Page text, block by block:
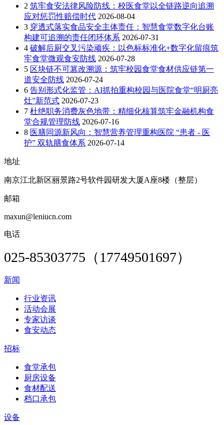
2 筑牢食安法律风险防线：校医食堂以全链路逆向追溯
应对惩罚性赔偿时代 2026-08-04
3 穿透式落实食品安全主体责任：智慧食堂数字化台账
构建可追溯的责任闭环体系 2026-07-31
4 破解后厨交叉污染顽疾：以色标标准化+数字化留痕筑
牢食堂微观食安防线 2026-07-28
5 区块链不可篡改溯源：筑牢校园食堂食材供应链第一
道安全防线 2026-07-24
6 告别形式化监管：AI抓拍重构校园与医院食堂“明厨亮
灶”新范式 2026-07-23
7 杜绝职务消费灰色地带：精细化核算筑牢金融机构食
堂合规管理防线 2026-07-16
8 医膳同源新风向：智慧营养管理重构医院 “患者 - 医
护” 双轨膳食体系 2026-07-14
地址
南京江北新区丽景路2号软件园研发大厦A座8楼（整层）
邮箱
maxun@leniucn.com
电话
025-85303775（17749501697）
新闻
行业资讯
活动会展
专家访谈
食安动态
招标
食堂承包
厨房设备
食材配送
档口承包
设备